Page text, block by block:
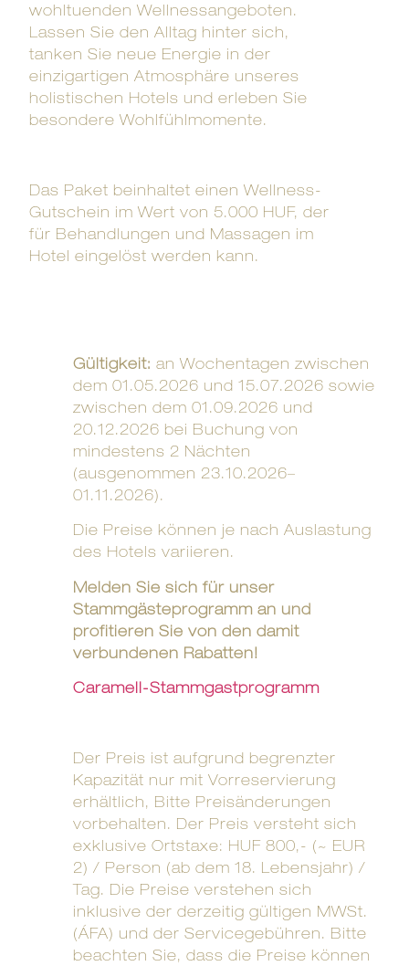
wohltuenden Wellnessangeboten.
Lassen Sie den Alltag hinter sich,
tanken Sie neue Energie in der
einzigartigen Atmosphäre unseres
holistischen Hotels und erleben Sie
besondere Wohlfühlmomente.
Das Paket beinhaltet einen Wellness-
Gutschein im Wert von 5.000 HUF, der
für Behandlungen und Massagen im
Hotel eingelöst werden kann.
Gültigkeit: an Wochentagen zwischen
dem 01.05.2026 und 15.07.2026 sowie
zwischen dem 01.09.2026 und
20.12.2026 bei Buchung von
mindestens 2 Nächten
(ausgenommen 23.10.2026–
01.11.2026).
Die Preise können je nach Auslastung
des Hotels variieren.
Melden Sie sich für unser
Stammgästeprogramm an und
profitieren Sie von den damit
verbundenen Rabatten!
Caramell-Stammgastprogramm
Der Preis ist aufgrund begrenzter
Kapazität nur mit Vorreservierung
erhältlich, Bitte Preisänderungen
vorbehalten. Der Preis versteht sich
exklusive Ortstaxe: HUF 800,- (~ EUR
2) / Person (ab dem 18. Lebensjahr) /
Tag. Die Preise verstehen sich
inklusive der derzeitig gültigen MWSt.
(ÁFA) und der Servicegebühren. Bitte
beachten Sie, dass die Preise können